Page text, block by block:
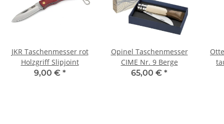
JKR Taschenmesser rot
Holzgriff Slipjoint
9,00 € *
Opinel Taschenmesser
CIME Nr. 9 Berge
65,00 € *